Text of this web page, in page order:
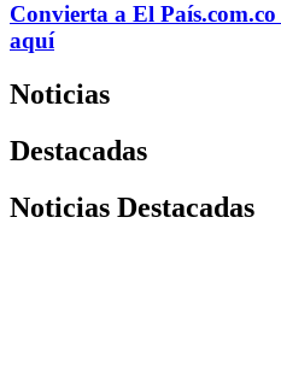
Convierta a El País.com.co
aquí
Noticias
Destacadas
Noticias Destacadas